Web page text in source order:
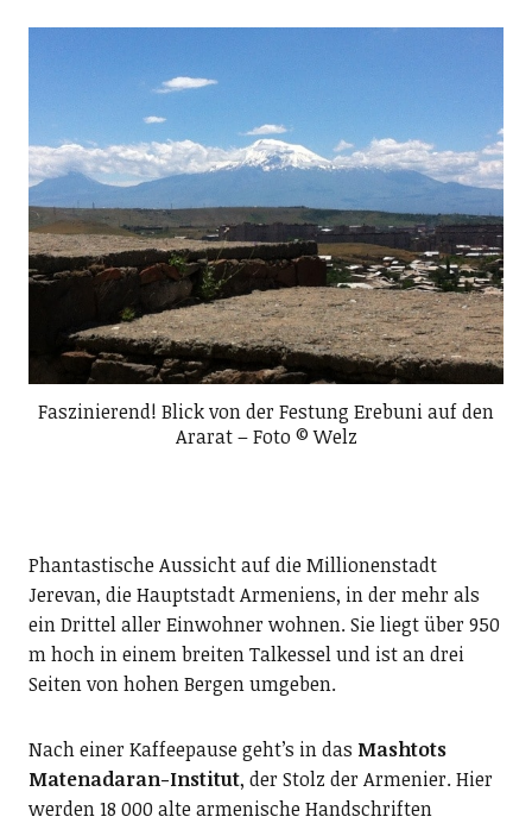
Faszinierend! Blick von der Festung Erebuni auf den
Ararat – Foto © Welz
Phantastische Aussicht auf die Millionenstadt
Jerevan, die Hauptstadt Armeniens, in der mehr als
ein Drittel aller Einwohner wohnen. Sie liegt über 950
m hoch in einem breiten Talkessel und ist an drei
Seiten von hohen Bergen umgeben.
Nach einer Kaffeepause geht’s in das Mashtots
Matenadaran-Institut, der Stolz der Armenier. Hier
werden 18 000 alte armenische Handschriften